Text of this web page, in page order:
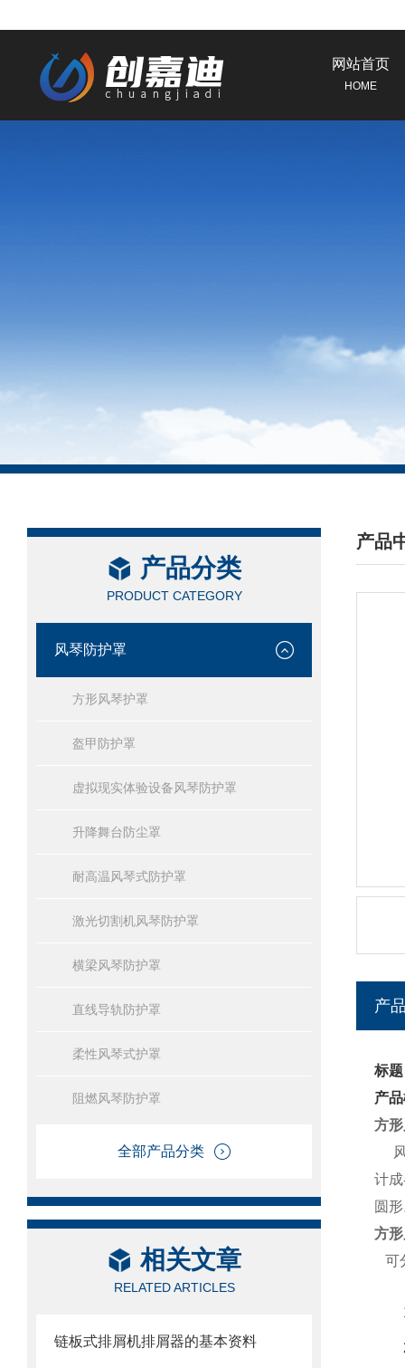
网站首页
HOME
产品分类
PRODUCT CATEGORY
风琴防护罩
方形风琴护罩
盔甲防护罩
虚拟现实体验设备风琴防护罩
升降舞台防尘罩
耐高温风琴式防护罩
激光切割机风琴防护罩
横梁风琴防护罩
直线导轨防护罩
柔性风琴式护罩
阻燃风琴防护罩
全部产品分类
相关文章
RELATED ARTICLES
链板式排屑机排屑器的基本资料
产品
/
产
标
产
方
风
计
圆
方
可